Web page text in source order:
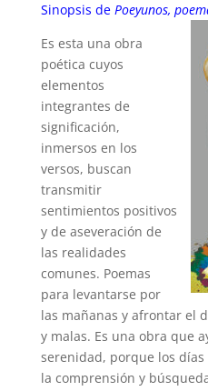
Sinopsis de Poeyunos,
Es esta una obra
poética cuyos
elementos
integrantes de
significación,
inmersos en los
versos, buscan
transmitir
sentimientos positivos
y de aseveración de
las realidades
comunes. Poemas
para levantarse por
las mañanas y afrontar el
y malas. Es una obra que
serenidad, porque los
la comprensión y